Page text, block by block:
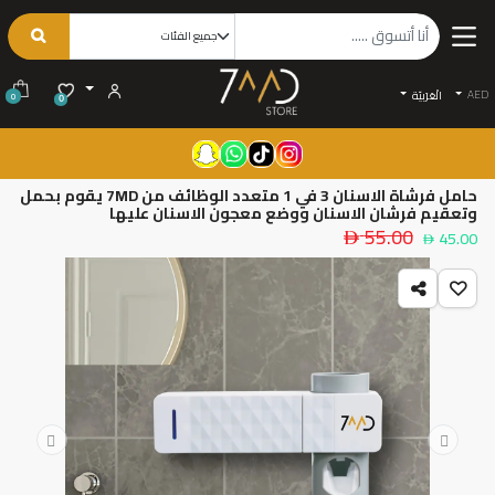
AED الْعَرَبيّة 0
0
حامل فرشاة الاسنان 3 في 1 متعدد الوظائف من 7MD يقوم بحمل
وتعقيم فرشان الاسنان ووضع معجون الاسنان عليها
45.00
55.00